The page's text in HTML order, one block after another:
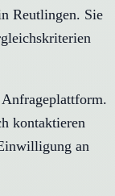
Reutlingen. Sie
kontaktieren
an